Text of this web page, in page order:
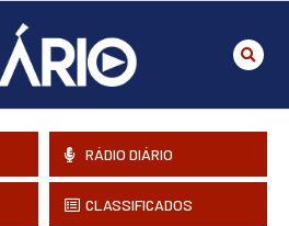
RÁDIO DIÁRIO
CLASSIFICADOS